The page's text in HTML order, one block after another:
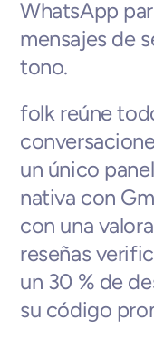
WhatsApp
mensajes de
tono.
folk reúne
un único
nativa con
con una
reseñas
un 30 % de
su código